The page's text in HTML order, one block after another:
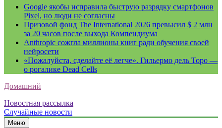
Google якобы исправила быструю разрядку смартфонов
Pixel, но люди не согласны
Призовой фонд The International 2026 превысил $ 2 млн
за 20 часов после выхода Компендиума
Anthropic сожгла миллионы книг ради обучения своей
нейросети
«Пожалуйста, сделайте её легче». Гильермо дель Торо —
о рогалике Dead Cells
Домашний
Новостная рассылка
Случайные новости
Меню